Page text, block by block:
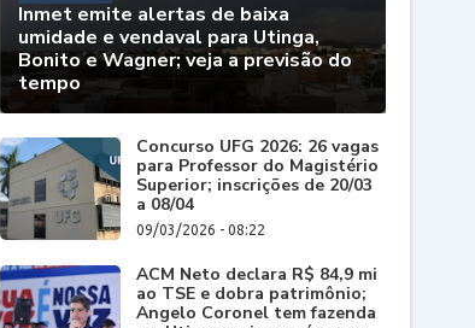
Inmet emite alertas de baixa
umidade e vendaval para Utinga,
Bonito e Wagner; veja a previsão do
tempo
Concurso UFG 2026: 26 vagas
para Professor do Magistério
Superior; inscrições de 20/03
a 08/04
09/03/2026 - 08:22
ACM Neto declara R$ 84,9 mi
ao TSE e dobra patrimônio;
Angelo Coronel tem fazenda